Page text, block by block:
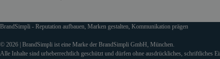
BrandSimpli - Reputation aufbauen, Marken gestalten, Kommunikation prägen
© 2026 | BrandSimpli ist eine Marke der BrandSimpli GmbH, München.
Alle Inhalte sind urheberrechtlich geschützt und dürfen ohne ausdrückliches, schriftliches